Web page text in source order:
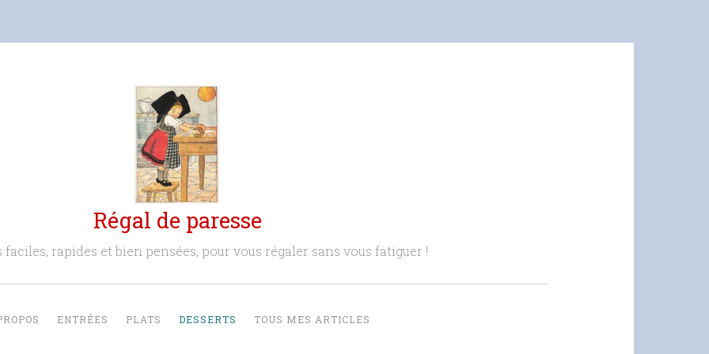
Régal de paresse
faciles, rapides et bien pensées, pour vous régaler sans vous fatiguer !
ENTRÉES PLATS DESSERTS TOUS MES ARTICLES